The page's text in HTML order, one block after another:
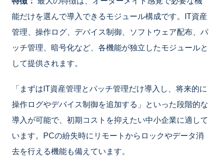
能だけを選んで導入できるモジュール構成です。IT資産
管理、操作ログ、デバイス制御、ソフトウェア配布、パ
ッチ管理、暗号化など、各機能が独立したモジュールと
して提供されます。
「まずはIT資産管理とパッチ管理だけ導入し、将来的に
操作ログやデバイス制御を追加する」といった段階的な
導入が可能で、初期コストを抑えたい中小企業に適して
います。PCの紛失時にリモートからロックやデータ消
去を行える機能も備えています。